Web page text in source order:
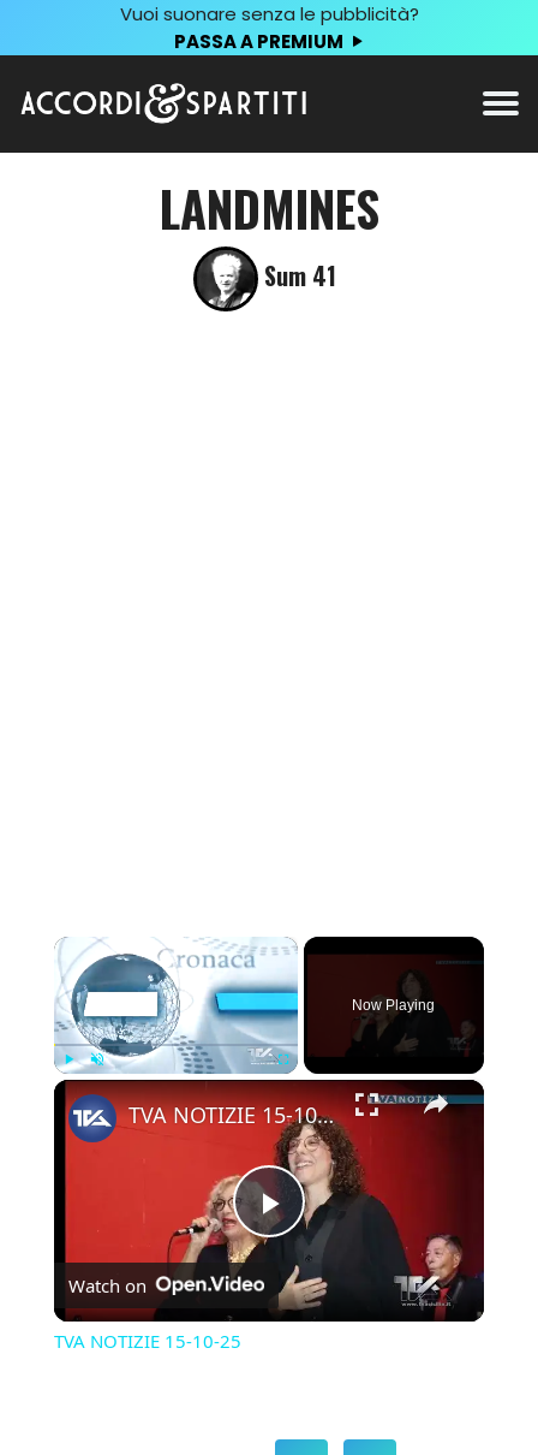
Vuoi suonare senza le pubblicità?
PASSA A PREMIUM
LANDMINES
Sum 41
×
Play Unmute
Now Playing
×
Play
Video
TVA NOTIZIE 15-10-25
Watch on
TVA NOTIZIE 15-10-25